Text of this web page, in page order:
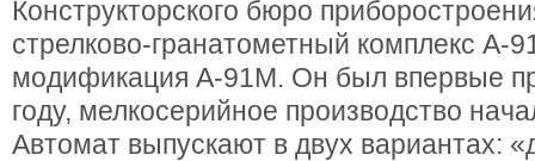
Конструкторского бюро
стрелково-гранатометный комплекс А-
модификация А-91М. Он был впервые
году, мелкосерийное производство
Автомат выпускают в двух вариантах: